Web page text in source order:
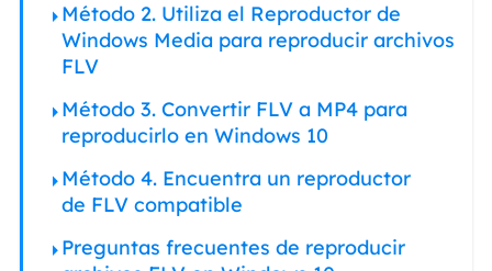
Método 2. Utiliza el Reproductor de
Windows Media para reproducir archivos
FLV
Método 3. Convertir FLV a MP4 para
reproducirlo en Windows 10
Método 4. Encuentra un reproductor
de FLV compatible
Preguntas frecuentes de reproducir